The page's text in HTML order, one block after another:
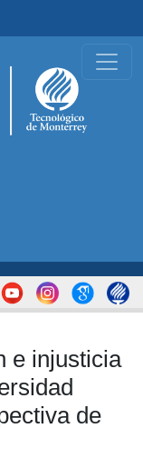
e injusticia
de